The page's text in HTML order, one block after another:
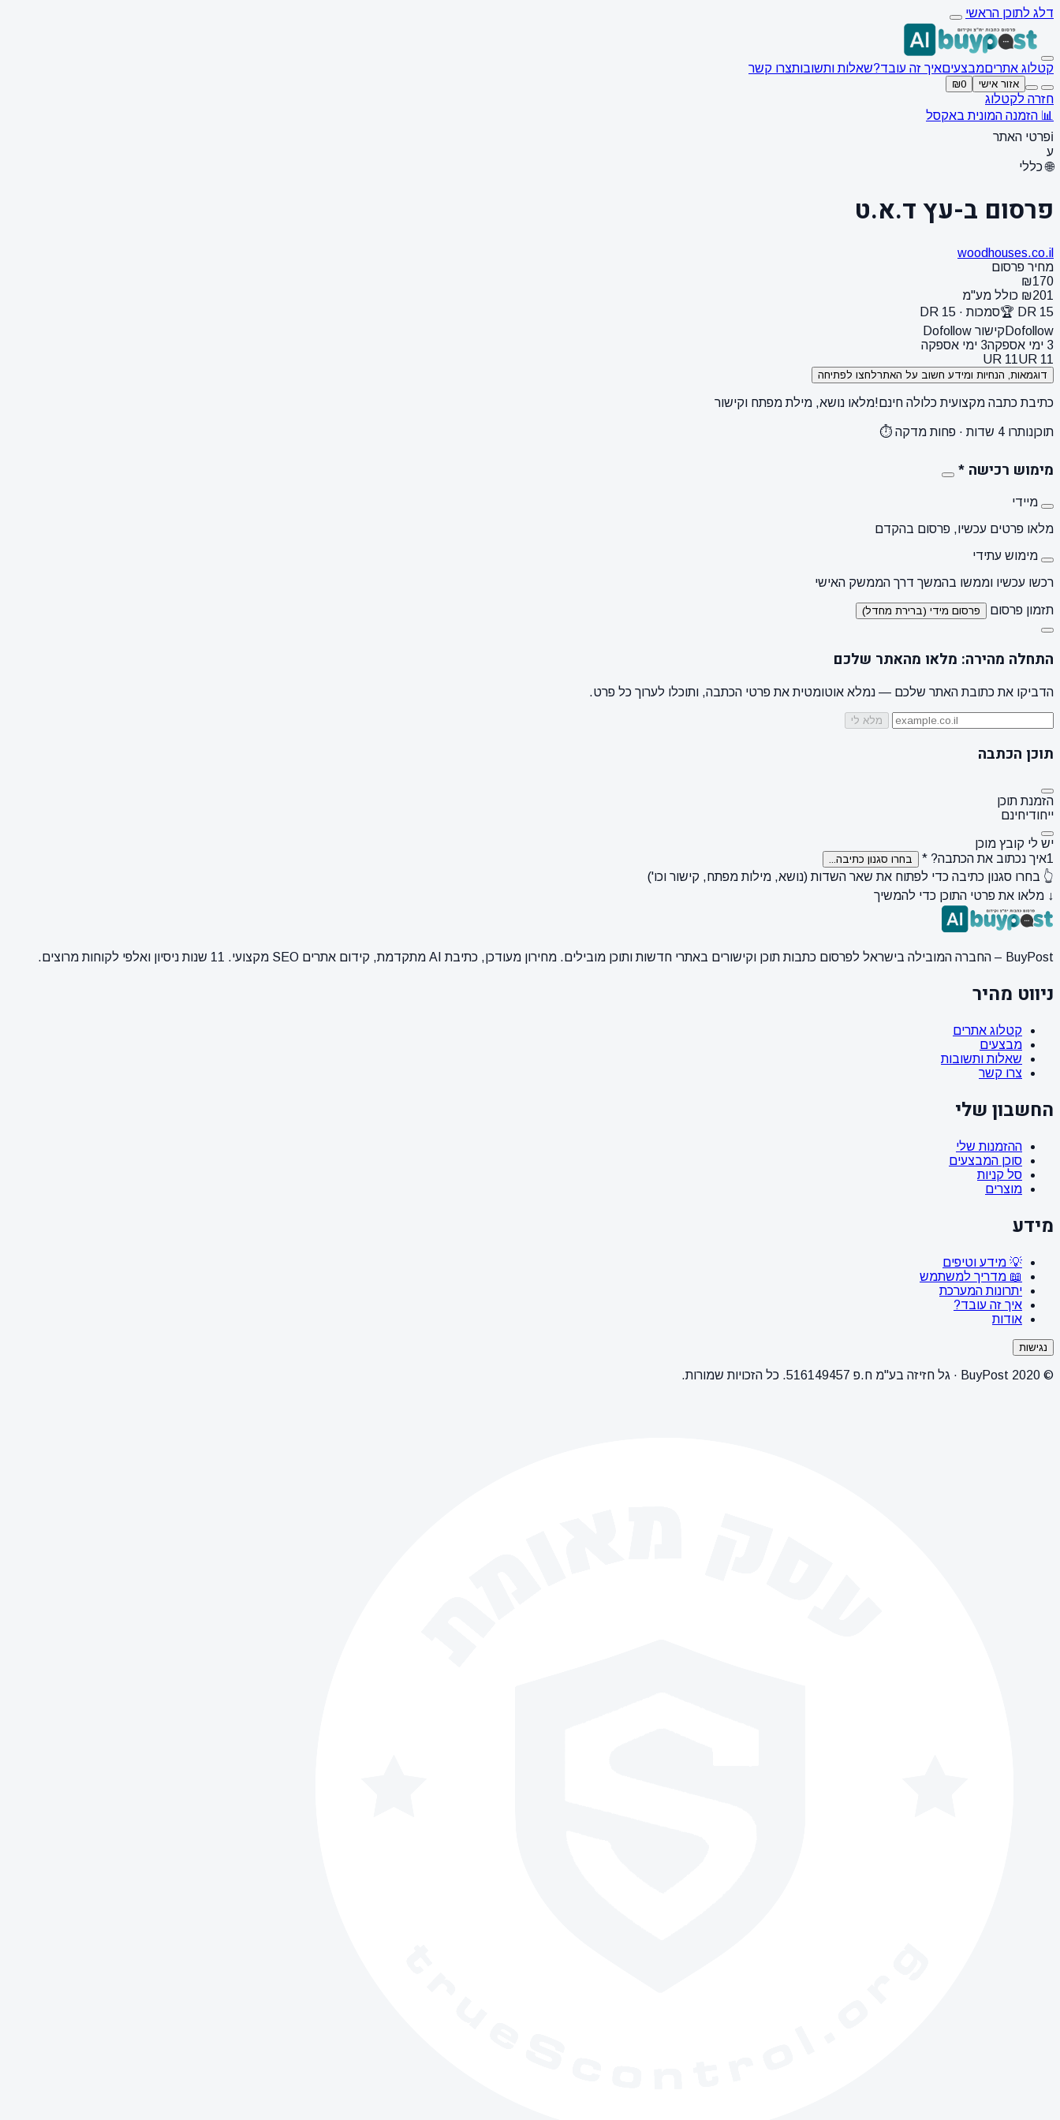
דלג לתוכן הראשי
קטלוג אתריםמבצעיםאיך זה עובד?שאלות ותשובותצרו קשר
אזור אישי ₪0
חזרה לקטלוג
📊 הזמנה המונית באקסל
ℹ️פרטי האתר
ע
🌐 כללי
פרסום ב-עץ ד.א.ט
woodhouses.co.il
מחיר פרסום
₪170
₪201 כולל מע"מ
DR 15 🏆
סמכות · DR 15
Dofollow קישור Dofollow
3 ימי אספקה
3 ימי אספקה
UR 11 UR 11
דוגמאות, הנחיות ומידע חשוב על האתרלחצו לפתיחה
כתיבת כתבה מקצועית כלולה חינם!מלאו נושא, מילת מפתח וקישור
תוכןנותרו 4 שדות · פחות מדקה ⏱️
מימוש רכישה *
מיידי
מלאו פרטים עכשיו, פרסום בהקדם
מימוש עתידי
רכשו עכשיו וממשו בהמשך דרך הממשק האישי
תזמון פרסום פרסום מידי (ברירת מחדל)
התחלה מהירה: מלאו מהאתר שלכם
הדביקו את כתובת האתר שלכם — נמלא אוטומטית את פרטי הכתבה, ותוכלו לערוך כל פרט.
מלא לי
תוכן הכתבה
הזמנת תוכן
ייחודיחינם
יש לי קובץ מוכן
1איך נכתוב את הכתבה? * בחרו סגנון כתיבה...
👆 בחרו סגנון כתיבה כדי לפתוח את שאר השדות (נושא, מילות מפתח, קישור וכו')
↓ מלאו את פרטי התוכן כדי להמשיך
BuyPost – החברה המובילה בישראל לפרסום כתבות תוכן וקישורים באתרי חדשות ותוכן מובילים. מחירון מעודכן, כתיבת AI מתקדמת, קידום אתרים SEO מקצועי. 11 שנות ניסיון ואלפי לקוחות מרוצים.
ניווט מהיר
קטלוג אתרים
מבצעים
שאלות ותשובות
צרו קשר
החשבון שלי
ההזמנות שלי
סוכן המבצעים
סל קניות
מוצרים
מידע
💡 מידע וטיפים
📖 מדריך למשתמש
יתרונות המערכת
איך זה עובד?
אודות
נגישות
© 2020 BuyPost · גל חזיזה בע"מ ח.פ 516149457. כל הזכויות שמורות.